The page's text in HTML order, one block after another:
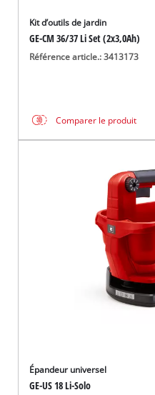
Kit d’outils de jardin
GE-CM 36/37 Li Set (2x3,0Ah)
Référence article.: 3413173
Comparer le produit
Épandeur universel
GE-US 18 Li-Solo